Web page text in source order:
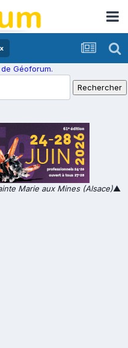
Géoforum.
Marie aux Mines (Alsace)▲